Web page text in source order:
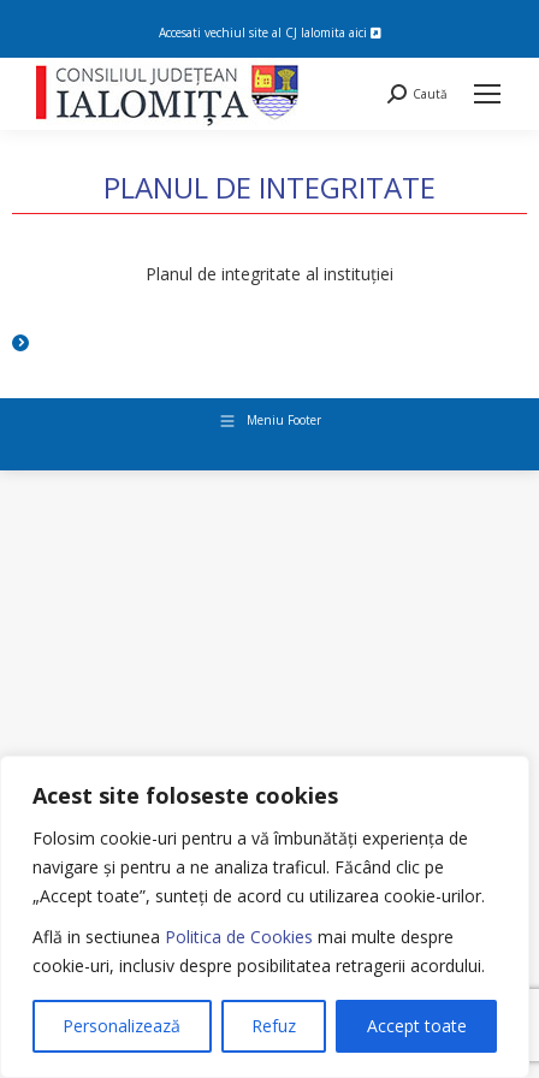
Acest site foloseste cookies
Folosim cookie-uri pentru a vă îmbunătăți experiența de
navigare și pentru a ne analiza traficul. Făcând clic pe
„Accept toate”, sunteți de acord cu utilizarea cookie-urilor.
Află in sectiunea Politica de Cookies mai multe despre
cookie-uri, inclusiv despre posibilitatea retragerii acordului.
Personalizează Refuz Accept toate
Accesati vechiul site al CJ Ialomita aici
Search:
Caută
PLANUL DE INTEGRITATE
You are here:
Planul de integritate al instituției
Meniu Footer